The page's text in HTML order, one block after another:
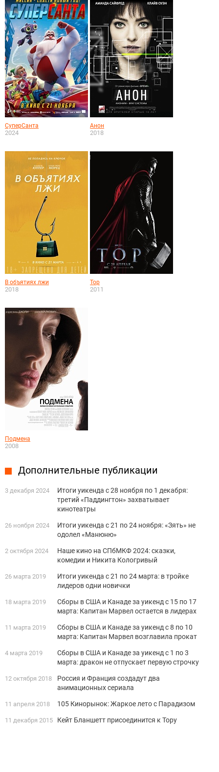
СуперСанта
2024
Анон
2018
В объятиях лжи
2018
Тор
2011
Подмена
2008
Дополнительные публикации
3 декабря 2024
Итоги уикенда с 28 ноября по 1 декабря:
третий «Паддингтон» захватывает
кинотеатры
26 ноября 2024
Итоги уикенда с 21 по 24 ноября: «Зять» не
одолел «Манюню»
2 октября 2024
Наше кино на СПбМКФ 2024: сказки,
комедии и Никита Кологривый
26 марта 2019
Итоги уикенда с 21 по 24 марта: в тройке
лидеров одни новички
18 марта 2019
Сборы в США и Канаде за уикенд с 15 по 17
марта: Капитан Марвел остается в лидерах
11 марта 2019
Сборы в США и Канаде за уикенд с 8 по 10
марта: Капитан Марвел возглавила прокат
4 марта 2019
Сборы в США и Канаде за уикенд с 1 по 3
марта: дракон не отпускает первую строчку
12 октября 2018
Россия и Франция создадут два
анимационных сериала
11 апреля 2018 105 Кинорынок: Жаркое лето с Парадизом
11 декабря 2015 Кейт Бланшетт присоединится к Тору